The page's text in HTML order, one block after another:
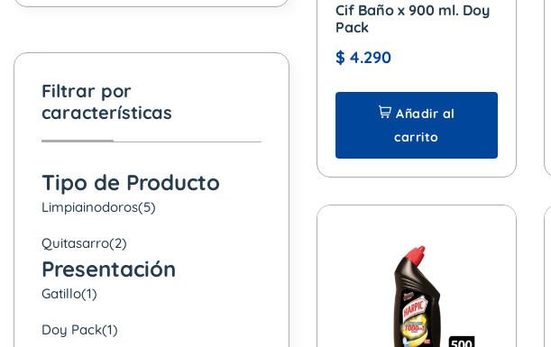
Cif Baño x 900 ml. Doy
Pack
$ 4.290
Añadir al
carrito
Filtrar por
características
Tipo de Producto
Limpiainodoros(5)
Quitasarro(2)
Presentación
Gatillo(1)
Doy Pack(1)